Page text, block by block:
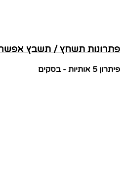
פתרונות תשחץ / תשבץ
פיתרון 5 אותיות - בסקים